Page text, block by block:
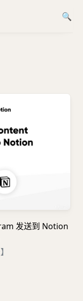
发送到 Notion